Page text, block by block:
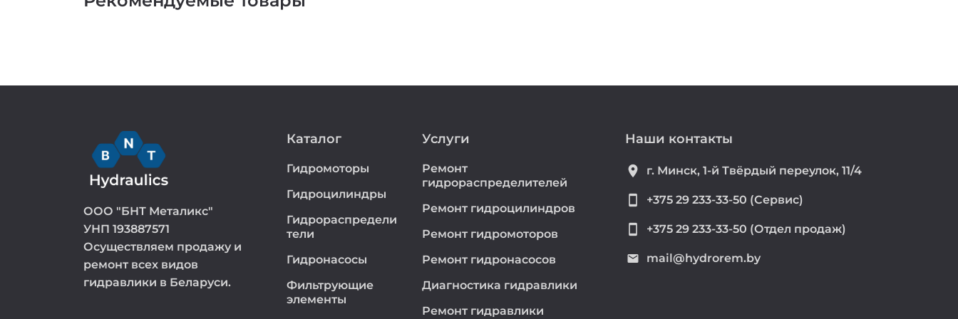
ООО "БНТ Металикс"
УНП 193887571
Осуществляем продажу и
ремонт всех видов
гидравлики в Беларуси.
Каталог
Гидромоторы
Гидроцилиндры
Гидрораспредели
тели
Гидронасосы
Фильтрующие
элементы
Услуги
Ремонт
гидрораспределителей
Ремонт гидроцилиндров
Ремонт гидромоторов
Ремонт гидронасосов
Диагностика гидравлики
Ремонт гидравлики
Наши контакты
location_on г. Минск, 1-й Твёрдый переулок, 11/4
smartphone +375 29 233-33-50 (Сервис)
smartphone +375 29 233-33-50 (Отдел продаж)
email mail@hydrorem.by